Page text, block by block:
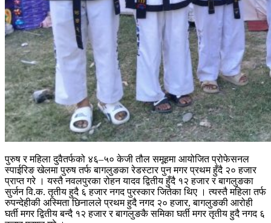
पुरुष र महिला दुवैतर्फको ४६–५० केजी तौल समूहमा आयोजित प्रोफेसनल
स्पाईरिङ खेलमा पुरुष तर्फ बागलुङका रेडस्टार पुन मगर प्रथम हुँदै २० हजार
प्राप्त गरे । यस्तै नवलपुरका रोहन यादव द्वितीय हुँदै १२ हजार र बागलुङका
सुर्जन वि.क. तृतीय हुदै ६ हजार नगद पुरस्कार जितेका थिए । त्यस्तै महिला तर्फ
रुपन्देहीकी अस्मिता छिनालले प्रथम हुदै नगद २० हजार, बागलुङकी आरोही
घर्ती मगर द्वितीय बन्दै १२ हजार र बागलुङकै समिका घर्ती मगर तृतीय हुदै नगद ६